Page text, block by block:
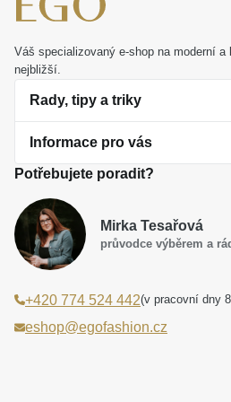
Váš specializovaný e-shop na moderní
nejbližší.
Rady, tipy a triky
O perlách
Jak vybrat perlový šperk
Dárková inspirace
Smaltované a korálkové šperky jako
Laboratorní diamanty jsou budoucnost
Jak správně pečovat o šperky
Informace pro vás
Obchodní podmínky
Reklamační řád
Poučení o právu na odstoupení od
Potřebujete poradit?
Mirka Tesařová
průvodce výběrem a
+420 774 524 442(v pracovní dny
eshop@egofashion.cz